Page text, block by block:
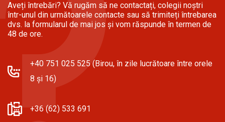
Aveți întrebări? Vă rugăm să ne contactați, colegii noștri
într-unul din următoarele contacte sau să trimiteți întrebarea
dvs. la formularul de mai jos și vom răspunde în termen de
48 de ore.
+40 751 025 525 (Birou, în zile lucrătoare între orele
8 și 16)
+36 (62) 533 691